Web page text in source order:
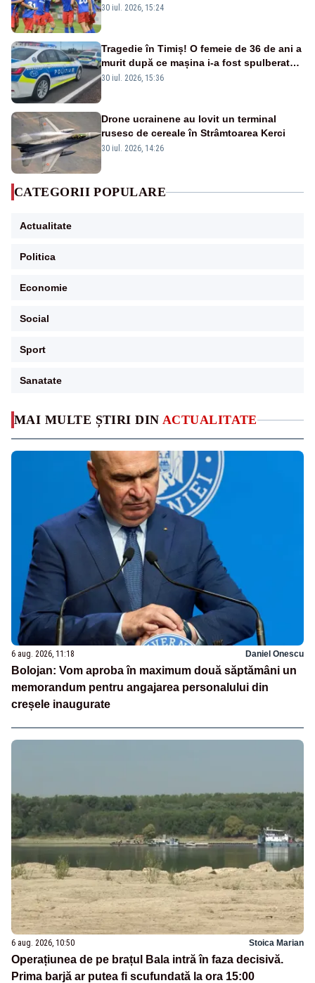
MAI MULTE ȘTIRI DIN ACTUALITATE
6 aug. 2026, 11:18 Daniel Onescu
Bolojan: Vom aproba în maximum două săptămâni un
memorandum pentru angajarea personalului din
creșele inaugurate
6 aug. 2026, 10:50 Stoica Marian
Operațiunea de pe brațul Bala intră în faza decisivă.
Prima barjă ar putea fi scufundată la ora 15:00
este eliminată de FK Auda
30 iul. 2026, 15:24
Tragedie în Timiș! O femeie de 36 de ani a
murit după ce mașina i-a fost spulberată
de tren
30 iul. 2026, 15:36
Drone ucrainene au lovit un terminal
rusesc de cereale în Strâmtoarea Kerci
30 iul. 2026, 14:26
CATEGORII POPULARE
Actualitate
Politica
Economie
Social
Sport
Sanatate